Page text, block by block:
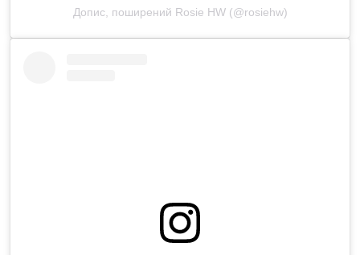
Допис, поширений Rosie HW (@rosiehw)